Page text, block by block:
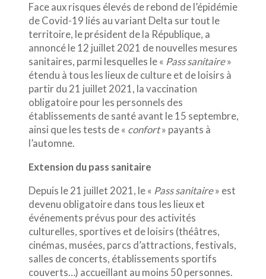
Face aux risques élevés de rebond de l’épidémie
de Covid-19 liés au variant Delta sur tout le
territoire, le président de la République, a
annoncé le 12 juillet 2021 de nouvelles mesures
sanitaires, parmi lesquelles le « Pass sanitaire»
étendu à tous les lieux de culture et de loisirs à
partir du 21 juillet 2021, la vaccination
obligatoire pour les personnels des
établissements de santé avant le 15 septembre,
ainsi que les tests de « confort» payants à
l’automne.
Extension du pass sanitaire
Depuis le 21 juillet 2021, le « Pass sanitaire» est
devenu obligatoire dans tous les lieux et
événements prévus pour des activités
culturelles, sportives et de loisirs (théâtres,
cinémas, musées, parcs d’attractions, festivals,
salles de concerts, établissements sportifs
couverts…) accueillant au moins 50 personnes.